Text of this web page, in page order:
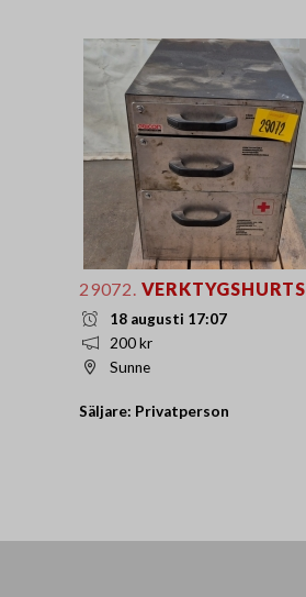
29072. VERKTYGSHURTS
18 augusti 17:07
200 kr
Sunne
Säljare: Privatperson